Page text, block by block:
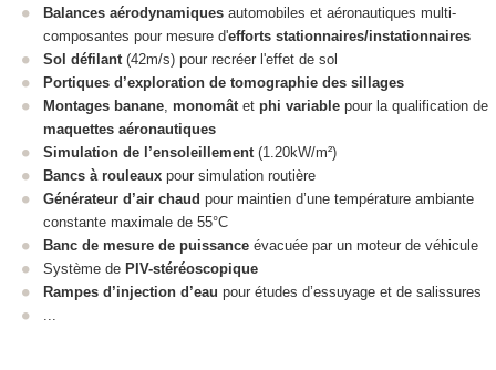
Balances aérodynamiques automobiles et aéronautiques multi-
composantes pour mesure d'efforts stationnaires/instationnaires
Sol défilant (42m/s) pour recréer l'effet de sol
Portiques d’exploration de tomographie des sillages
Montages banane monomât et phi variable pour la qualification de
maquettes aéronautiques
Simulation de l’ensoleillement (1.20kW/m²)
Bancs à rouleaux pour simulation routière
Générateur d’air chaud pour maintien d’une température ambiante
constante maximale de 55°C
Banc de mesure de puissance évacuée par un moteur de véhicule
Système de PIV-stéréoscopique
Rampes d’injection d’eau pour études d’essuyage et de salissures